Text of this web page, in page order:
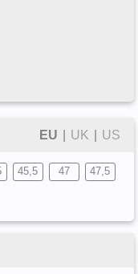
EU UK US
45,5 47 47,5